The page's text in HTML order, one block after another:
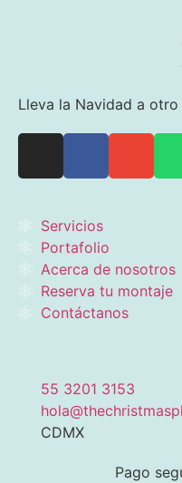
Lleva la Navidad a otro
Servicios
Portafolio
Acerca de nosotros
Reserva tu montaje
Contáctanos
55 3201 3153
CDMX
Pago